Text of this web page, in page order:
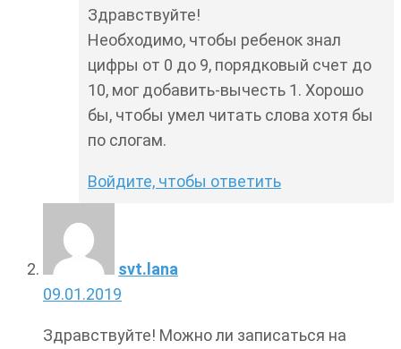
Здравствуйте!
Необходимо, чтобы ребенок знал
цифры от 0 до 9, порядковый счет до
10, мог добавить-вычесть 1. Хорошо
бы, чтобы умел читать слова хотя бы
по слогам.
Войдите, чтобы ответить
svt.lana
09.01.2019
Здравствуйте! Можно ли записаться на